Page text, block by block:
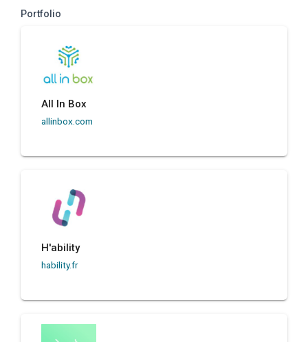
Portfolio
All In Box
allinbox.com
H'ability
hability.fr